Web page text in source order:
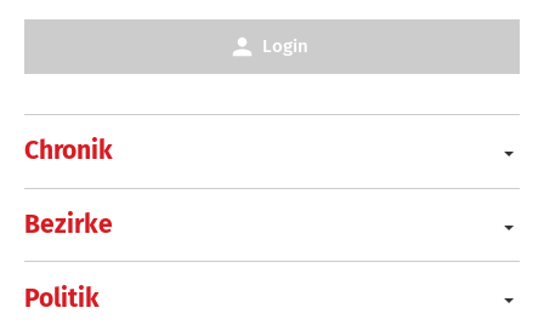
Chronik
Bezirke
Politik
Login